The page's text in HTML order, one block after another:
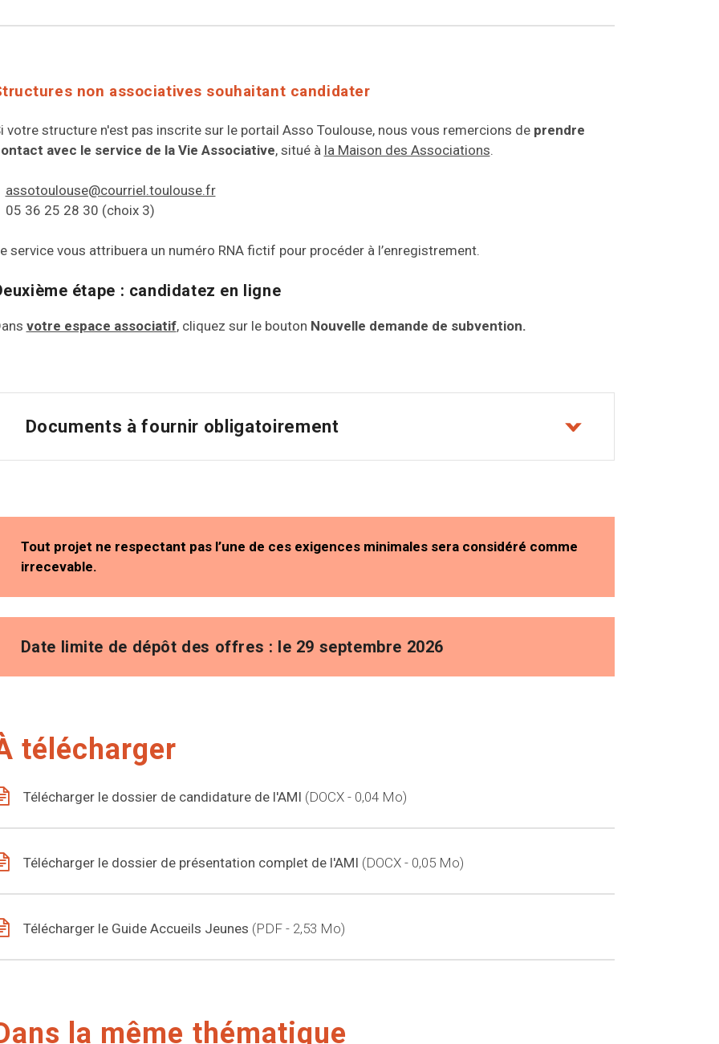
non associatives souhaitant candidater
votre structure n'est pas inscrite sur le portail Asso Toulouse, nous vous remercions de prendre
avec le service de la Vie Associative, situé à la Maison des Associations.
assotoulouse@courriel.toulouse.fr
05 36 25 28 30 (choix 3)
service vous attribuera un numéro RNA fictif pour procéder à l’enregistrement.
étape : candidatez en ligne
votre espace associatif, cliquez sur le bouton Nouvelle demande de subvention.
Documents à fournir obligatoirement
Tout projet ne respectant pas l’une de ces exigences minimales sera considéré comme
irrecevable.
Date limite de dépôt des offres : le 29 septembre 2026
télécharger
Télécharger le dossier de candidature de l'AMI DOCX - 0,04 Mo
Télécharger le dossier de présentation complet de l'AMI DOCX - 0,05 Mo
Télécharger le Guide Accueils Jeunes PDF - 2,53 Mo
la même thématique